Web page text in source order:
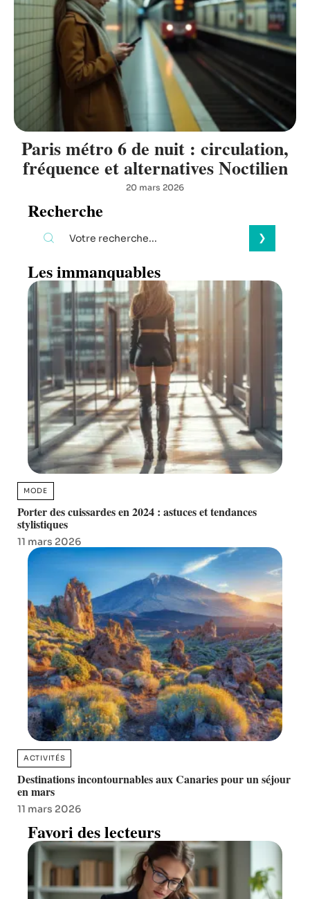
Paris métro 6 de nuit : circulation,
fréquence et alternatives Noctilien
20 mars 2026
Recherche
Les immanquables
MODE
Porter des cuissardes en 2024 : astuces et tendances
stylistiques
11 mars 2026
ACTIVITÉS
Destinations incontournables aux Canaries pour un séjour
en mars
11 mars 2026
Favori des lecteurs